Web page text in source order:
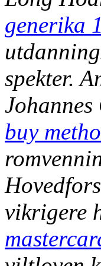
generika
spekter.
buy
vikrigere